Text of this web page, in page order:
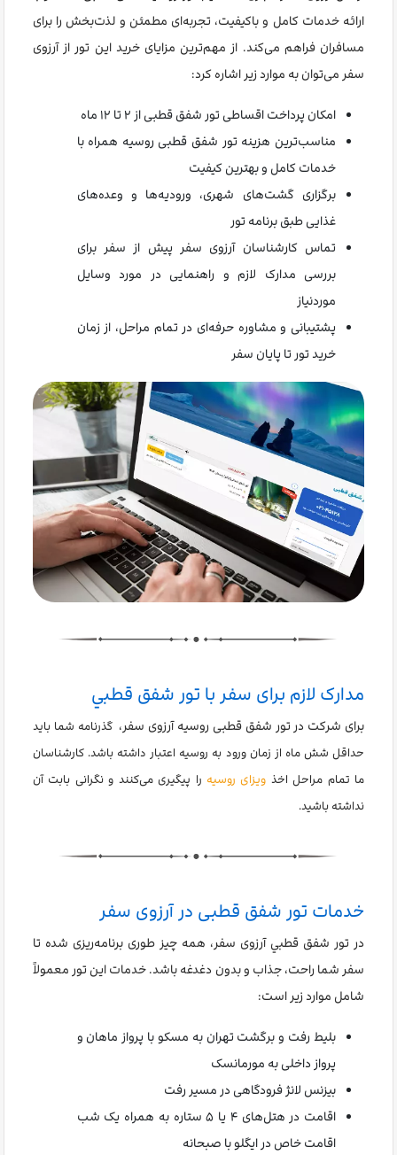
ارائه خدمات کامل و باکیفیت، تجربه‌ای مطمئن و لذت‌بخش را برای
مسافران فراهم می‌کند. از مهم‌ترین مزایای خرید این تور از آرزوی
سفر می‌توان به موارد زیر اشاره کرد:
امکان پرداخت اقساطی تور شفق قطبی از ۲ تا ۱۲ ماه
مناسب‌ترین هزینه تور شفق قطبی روسیه همراه با
خدمات کامل و بهترین کیفیت
برگزاری گشت‌های شهری، ورودیه‌ها و وعده‌های
غذایی طبق برنامه تور
تماس کارشناسان آرزوی سفر پیش از سفر برای
بررسی مدارک لازم و راهنمایی در مورد وسایل
موردنیاز
پشتیبانی و مشاوره حرفه‌ای در تمام مراحل، از زمان
خرید تور تا پایان سفر
مدارک لازم برای سفر با تور شفق قطبي
برای شرکت در تور شفق قطبی روسیه آرزوی سفر، گذرنامه شما باید
حداقل شش ماه از زمان ورود به روسیه اعتبار داشته باشد. کارشناسان
ما تمام مراحل اخذ ویزای روسیه را پیگیری می‌کنند و نگرانی بابت آن
نداشته باشید.
خدمات تور شفق قطبی در آرزوی سفر
در تور شفق قطبي آرزوی سفر، همه چیز طوری برنامه‌ریزی شده تا
سفر شما راحت، جذاب و بدون دغدغه باشد. خدمات این تور معمولاً
شامل موارد زیر است:
بلیط رفت و برگشت تهران به مسکو با پرواز ماهان و
پرواز داخلی به مورمانسک
بیزنس لانژ فرودگاهی در مسیر رفت
اقامت در هتل‌های ۴ یا ۵ ستاره به همراه یک شب
اقامت خاص در ایگلو با صبحانه